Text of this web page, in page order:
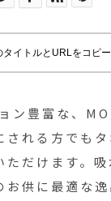
タイトルとURLをコピ
ン豊富な、
される方でも
ただけます。
お供に最適な